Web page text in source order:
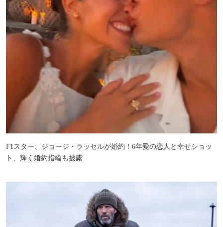
F1スター、ジョージ・ラッセルが婚約！6年愛の恋人と幸せショッ
ト、輝く婚約指輪も披露